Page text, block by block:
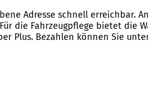
Adresse schnell erreichbar.
die Fahrzeugpflege bietet die
Plus. Bezahlen können Sie